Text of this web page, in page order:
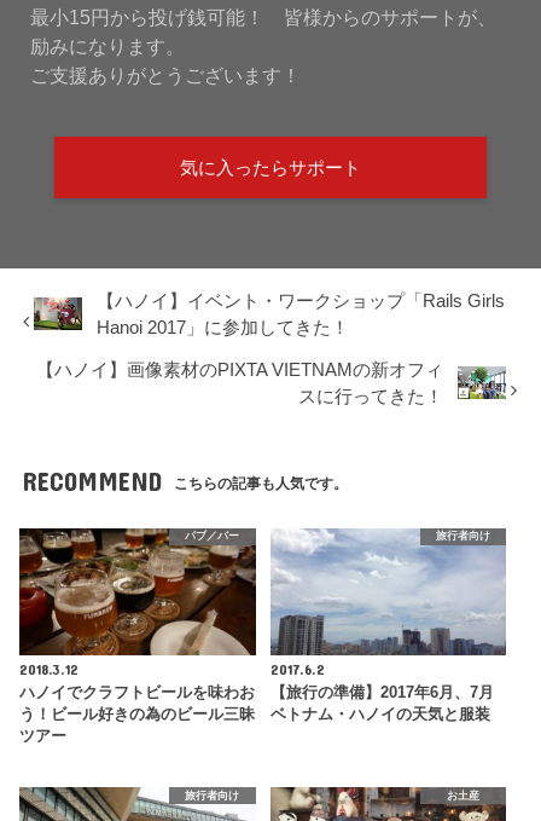
最小15円から投げ銭可能！ 皆様からのサポートが、
励みになります。
ご支援ありがとうございます！
気に入ったらサポート
【ハノイ】イベント・ワークショップ「Rails Girls
Hanoi 2017」に参加してきた！
【ハノイ】画像素材のPIXTA VIETNAMの新オフィ
スに行ってきた！
RECOMMEND こちらの記事も人気です。
パブ／バー
2018.3.12
ハノイでクラフトビールを味わお
う！ビール好きの為のビール三昧
ツアー
旅行者向け
2017.6.2
【旅行の準備】2017年6月、7月
ベトナム・ハノイの天気と服装
旅行者向け お土産